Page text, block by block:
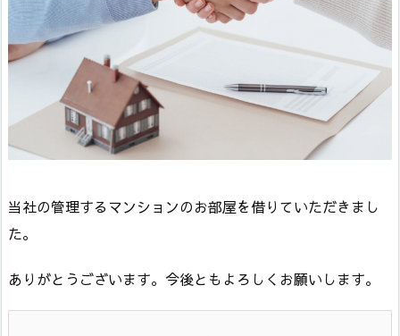
当社の管理するマンションのお部屋を借りていただきまし
た。
ありがとうございます。今後ともよろしくお願いします。